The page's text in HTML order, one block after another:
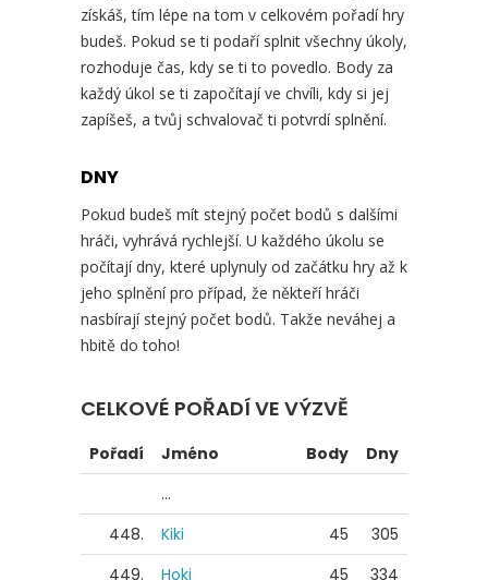
získáš, tím lépe na tom v celkovém pořadí hry
budeš. Pokud se ti podaří splnit všechny úkoly,
rozhoduje čas, kdy se ti to povedlo. Body za
každý úkol se ti započítají ve chvíli, kdy si jej
zapíšeš, a tvůj schvalovač ti potvrdí splnění.
DNY
Pokud budeš mít stejný počet bodů s dalšími
hráči, vyhrává rychlejší. U každého úkolu se
počítají dny, které uplynuly od začátku hry až k
jeho splnění pro případ, že někteří hráči
nasbírají stejný počet bodů. Takže neváhej a
hbitě do toho!
CELKOVÉ POŘADÍ VE VÝZVĚ
Pořadí Jméno Body
Dny
...
448.
Kiki 45
305
449.
Hoki 45 334